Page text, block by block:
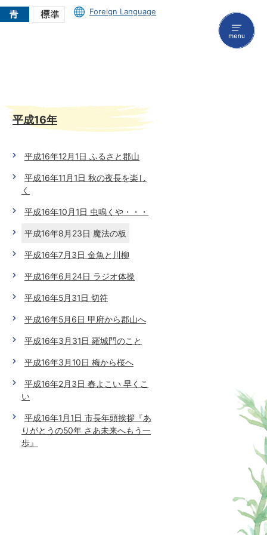
Foreign Language
平成16年
平成16年12月1日 ふるさと郡山
平成16年11月1日 秋の夜長を楽し
く
平成16年10月1日 虫鳴くや・・・
平成16年8月23日 魔法の板
平成16年7月3日 金魚と川柳
平成16年6月24日 ラジオ体操
平成16年5月31日 切符
平成16年5月6日 甲府から郡山へ
平成16年3月31日 羅城門のこと
平成16年3月10日 梅から桜へ
平成16年2月3日 春よこい 早くこ
い
平成16年1月1日 市長年頭挨拶『あ
りがとうの50年 さあ未来へもう一
歩』